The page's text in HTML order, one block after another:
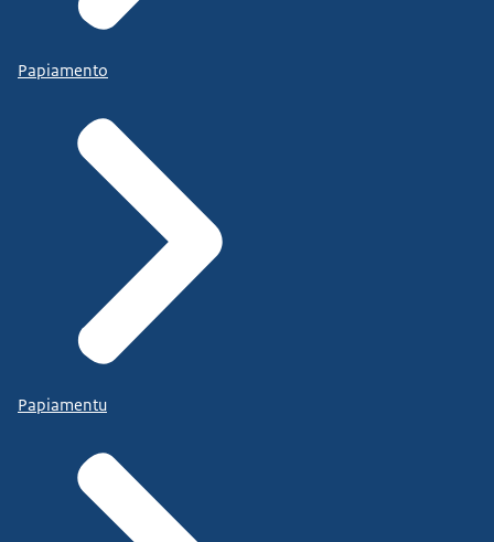
Papiamento
Papiamentu